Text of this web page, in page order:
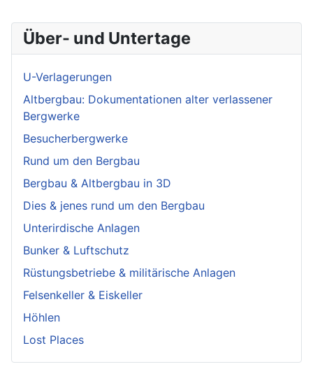
Über- und Untertage
U-Verlagerungen
Altbergbau: Dokumentationen alter verlassener
Bergwerke
Besucherbergwerke
Rund um den Bergbau
Bergbau & Altbergbau in 3D
Dies & jenes rund um den Bergbau
Unterirdische Anlagen
Bunker & Luftschutz
Rüstungsbetriebe & militärische Anlagen
Felsenkeller & Eiskeller
Höhlen
Lost Places